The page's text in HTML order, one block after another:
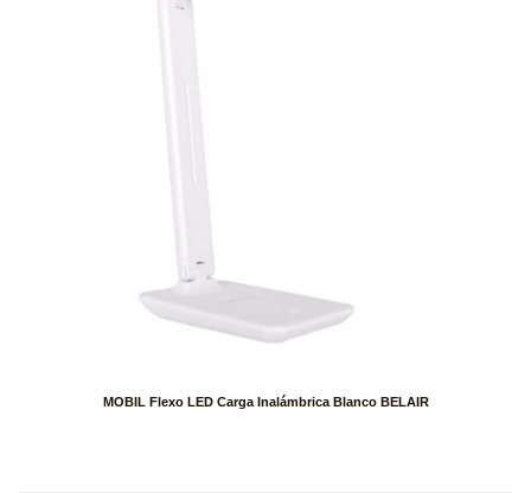
MOBIL Flexo LED Carga Inalámbrica Blanco BELAIR